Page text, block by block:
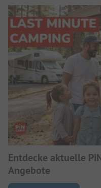
Entdecke aktuelle
Angebote